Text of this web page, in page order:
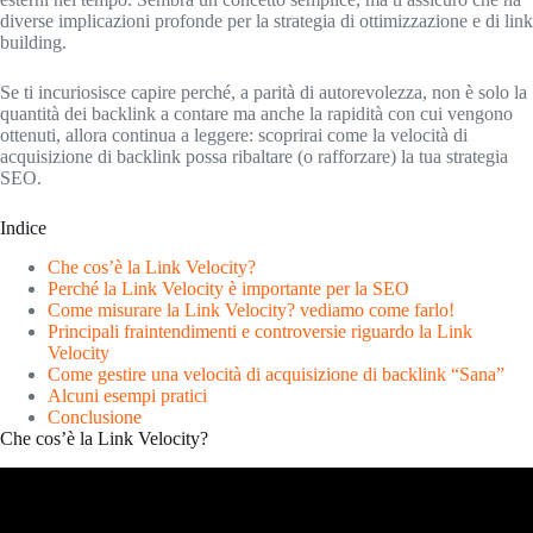
diverse implicazioni profonde per la strategia di ottimizzazione e di link
building.
Se ti incuriosisce capire perché, a parità di autorevolezza, non è solo la
quantità dei backlink a contare ma anche la rapidità con cui vengono
ottenuti, allora continua a leggere: scoprirai come la velocità di
acquisizione di backlink possa ribaltare (o rafforzare) la tua strategia
SEO.
Indice
Che cos’è la Link Velocity?
Perché la Link Velocity è importante per la SEO
Come misurare la Link Velocity? vediamo come farlo!
Principali fraintendimenti e controversie riguardo la Link
Velocity
Come gestire una velocità di acquisizione di backlink “Sana”
Alcuni esempi pratici
Conclusione
Che cos’è la Link Velocity?